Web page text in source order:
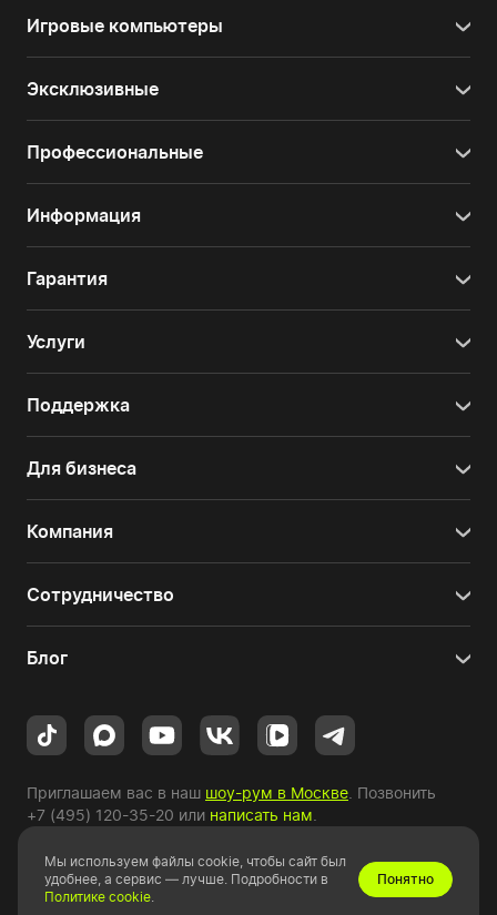
Игровые компьютеры
Эксклюзивные
Профессиональные
Информация
Гарантия
Услуги
Поддержка
Для бизнеса
Компания
Сотрудничество
Блог
Приглашаем вас в наш шоу-рум в Москве . Позвонить
+7 (495) 120-35-20 или написать нам
Copyright © 2010-2026 HYPERPC.
Мы используем файлы cookie, чтобы сайт был
удобнее, а сервис — лучше. Подробности в
Политике cookie.
Понятно